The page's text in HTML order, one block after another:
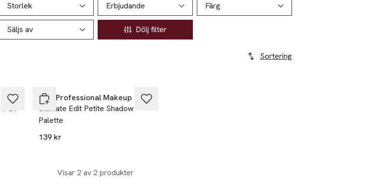
Storlek Erbjudande Färg
Säljs av Dölj filter
Sortering
Pan
NYX Professional Makeup
Ultimate Edit Petite Shadow
Palette
139 kr
Visar 2 av 2 produkter